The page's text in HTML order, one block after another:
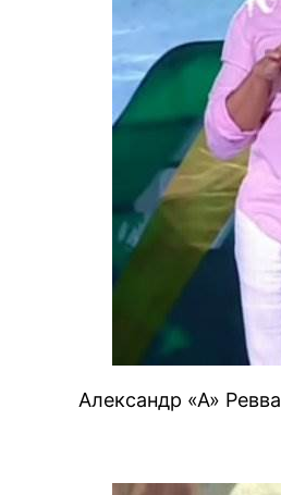
Александр «А» Ревва